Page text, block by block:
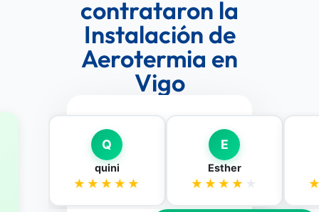
contrataron la
Instalación de
Aerotermia en
Vigo